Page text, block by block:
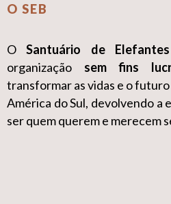
O SEB
OSantuário de
organização sem fins
transformar as vidas e o
América do Sul, devolvendo a
ser quem querem e merecem